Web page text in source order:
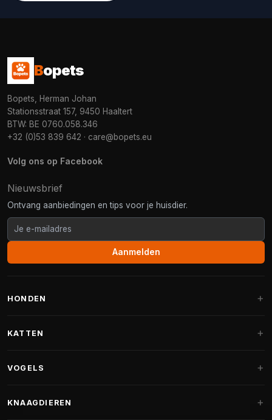
Bopets
Bopets, Herman Johan
Stationsstraat 157, 9450 Haaltert
BTW: BE 0760.058.346
+32 (0)53 839 642 · care@bopets.eu
Volg ons op Facebook
Nieuwsbrief
Ontvang aanbiedingen en tips voor je huisdier.
Aanmelden
HONDEN
Fantail hondenmanden
KATTEN
Krabpalen voor Maine Coon
VOGELS
KNAAGDIEREN